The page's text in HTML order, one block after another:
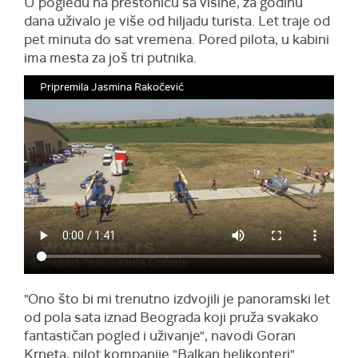
dana uživalo je više od hiljadu turista. Let traje od
pet minuta do sat vremena. Pored pilota, u kabini
ima mesta za još tri putnika.
Pripremila Jasmina Rakočević
"Ono što bi mi trenutno izdvojili je panoramski let
od pola sata iznad Beograda koji pruža svakako
fantastičan pogled i uživanje", navodi Goran
Krneta, pilot kompanije "Balkan helikopteri".